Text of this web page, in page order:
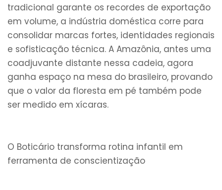
tradicional garante os recordes de exportação
em volume, a indústria doméstica corre para
consolidar marcas fortes, identidades regionais
e sofisticação técnica. A Amazônia, antes uma
coadjuvante distante nessa cadeia, agora
ganha espaço na mesa do brasileiro, provando
que o valor da floresta em pé também pode
ser medido em xícaras.
O Boticário transforma rotina infantil em
ferramenta de conscientização